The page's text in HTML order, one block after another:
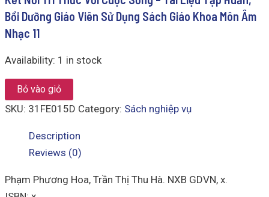
Bồi Dưỡng Giáo Viên Sử Dụng Sách Giáo Khoa Môn Âm
Nhạc 11
Availability: 1 in stock
Sách
Giáo
Khoa
Môn
Nhạc
quantity
Bỏ vào giỏ
SKU: 31FE015D Category: Sách nghiệp vụ
Description
Reviews (0)
Phạm Phương Hoa, Trần Thị Thu Hà. NXB GDVN, x.